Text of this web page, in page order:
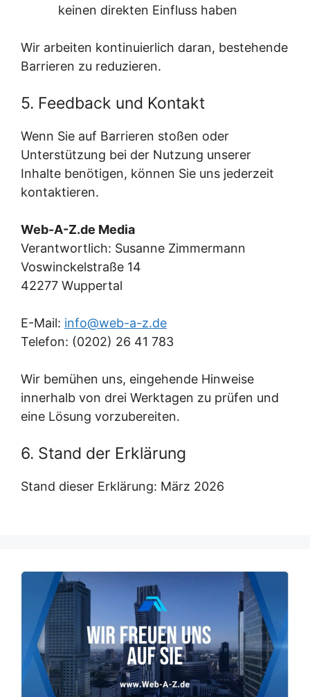
keinen direkten Einfluss haben
Wir arbeiten kontinuierlich daran, bestehende
Barrieren zu reduzieren.
5. Feedback und Kontakt
Wenn Sie auf Barrieren stoßen oder
Unterstützung bei der Nutzung unserer
Inhalte benötigen, können Sie uns jederzeit
kontaktieren.
Web-A-Z.de Media
Verantwortlich: Susanne Zimmermann
Voswinckelstraße 14
42277 Wuppertal
E-Mail: info@web-a-z.de
Telefon: (0202) 26 41 783
Wir bemühen uns, eingehende Hinweise
innerhalb von drei Werktagen zu prüfen und
eine Lösung vorzubereiten.
6. Stand der Erklärung
Stand dieser Erklärung: März 2026